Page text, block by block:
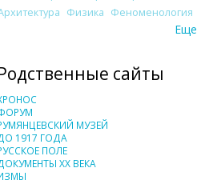
Физика Феноменология
Еще
сайты
МУЗЕЙ
1917 ГОДА
ПОЛЕ
XX ВЕКА